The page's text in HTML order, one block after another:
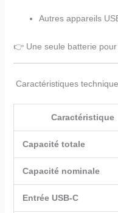
Autres appareils
👉 Une seule batterie pour
Caractéristiques
Caractéristique
Capacité totale
Capacité nominale
Entrée USB-C